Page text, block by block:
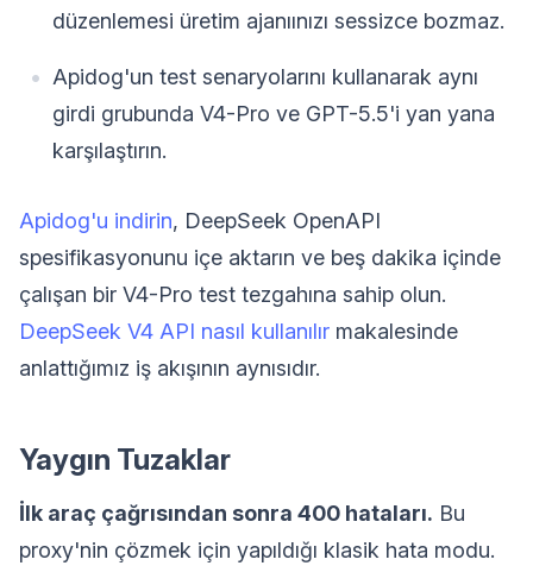
düzenlemesi üretim ajanıınızı sessizce bozmaz.
Apidog'un test senaryolarını kullanarak aynı
girdi grubunda V4-Pro ve GPT-5.5'i yan yana
karşılaştırın.
Apidog'u indirin, DeepSeek OpenAPI
spesifikasyonunu içe aktarın ve beş dakika içinde
çalışan bir V4-Pro test tezgahına sahip olun.
DeepSeek V4 API nasıl kullanılır makalesinde
anlattığımız iş akışının aynısıdır.
Yaygın Tuzaklar
İlk araç çağrısından sonra 400 hataları. Bu
proxy'nin çözmek için yapıldığı klasik hata modu.